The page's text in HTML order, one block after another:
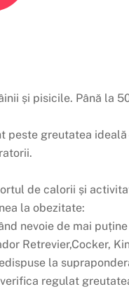
și pisicile. Până la
greutatea ideală
de calorii și
la obezitate:
nevoie de mai
Retrevier,Cocker,
la
regulat